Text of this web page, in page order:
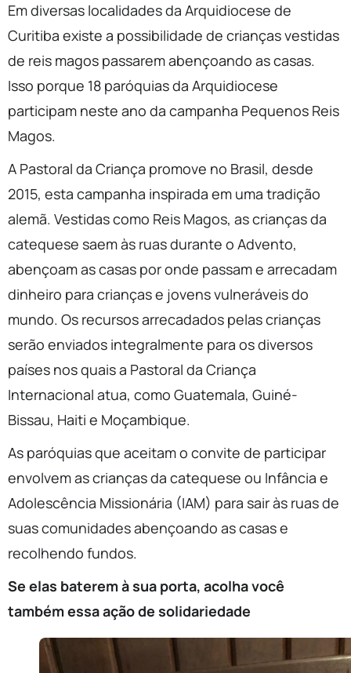
Em diversas localidades da Arquidiocese de
Curitiba existe a possibilidade de crianças vestidas
de reis magos passarem abençoando as casas.
Isso porque 18 paróquias da Arquidiocese
participam neste ano da campanha Pequenos Reis
Magos.
A Pastoral da Criança promove no Brasil, desde
2015, esta campanha inspirada em uma tradição
alemã. Vestidas como Reis Magos, as crianças da
catequese saem às ruas durante o Advento,
abençoam as casas por onde passam e arrecadam
dinheiro para crianças e jovens vulneráveis do
mundo. Os recursos arrecadados pelas crianças
serão enviados integralmente para os diversos
países nos quais a Pastoral da Criança
Internacional atua, como Guatemala, Guiné-
Bissau, Haiti e Moçambique.
As paróquias que aceitam o convite de participar
envolvem as crianças da catequese ou Infância e
Adolescência Missionária (IAM) para sair às ruas de
suas comunidades abençoando as casas e
recolhendo fundos.
Se elas baterem à sua porta, acolha você
também essa ação de solidariedade